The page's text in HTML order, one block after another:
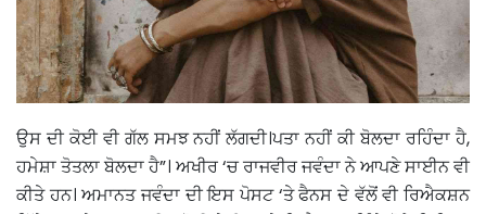
ਉਸ ਦੀ ਕੋਈ ਵੀ ਗੱਲ ਸਮਝ ਨਹੀਂ ਲੱਗਦੀ।ਪਤਾ ਨਹੀਂ ਕੀ ਬੋਲਦਾ ਰਹਿੰਦਾ ਹੈ,
ਹਮੇਸ਼ਾ ਤੋਤਲਾ ਬੋਲਦਾ ਹੈ”। ਅਖੀਰ ‘ਚ ਰਾਜਵੀਰ ਜਵੰਦਾ ਨੇ ਆਪਣੇ ਸਾਈਨ ਵੀ
ਕੀਤੇ ਹਨ। ਅਮਾਨਤ ਜਵੰਦਾ ਦੀ ਇਸ ਪੋਸਟ ‘ਤੇ ਫੈਨਸ ਦੇ ਵੱਲੋਂ ਵੀ ਰਿਐਕਸ਼ਨ